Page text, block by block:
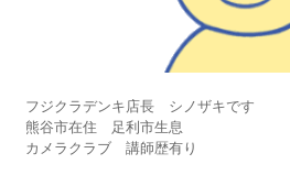
フジクラデンキ店長 シノザキです
熊谷市在住 足利市生息
カメラクラブ 講師歴有り